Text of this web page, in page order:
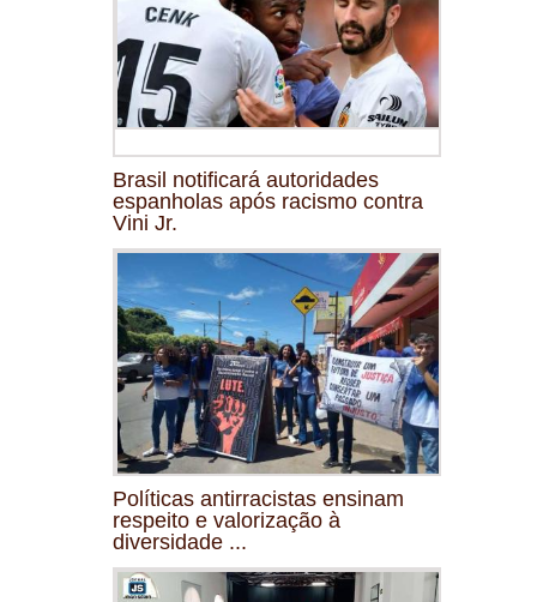
Brasil notificará autoridades
espanholas após racismo contra
Vini Jr.
Políticas antirracistas ensinam
respeito e valorização à
diversidade ...